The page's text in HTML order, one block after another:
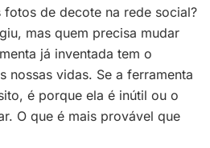
fotos de decote na rede social?
mas quem precisa mudar
já inventada tem o
nossas vidas. Se a ferramenta
é porque ela é inútil ou o
O que é mais provável que